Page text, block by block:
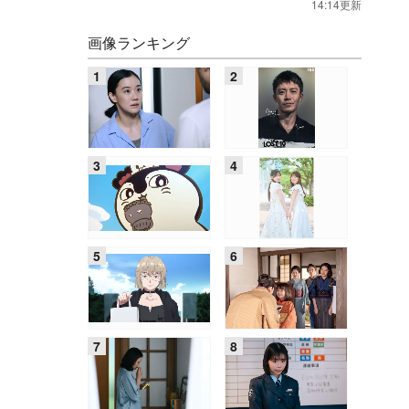
14:14更新
画像ランキング